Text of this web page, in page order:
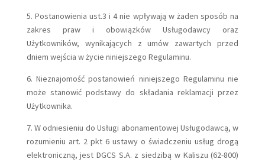
5. Postanowienia ust.3 i 4 nie wpływają w żaden sposób na
zakres praw i obowiązków Usługodawcy oraz
Użytkowników, wynikających z umów zawartych przed
dniem wejścia w życie niniejszego Regulaminu.
6. Nieznajomość postanowień niniejszego Regulaminu nie
może stanowić podstawy do składania reklamacji przez
Użytkownika.
7. W odniesieniu do Usługi abonamentowej Usługodawcą, w
rozumieniu art. 2 pkt 6 ustawy o świadczeniu usług drogą
elektroniczną, jest DGCS S.A. z siedzibą w Kaliszu (62-800)